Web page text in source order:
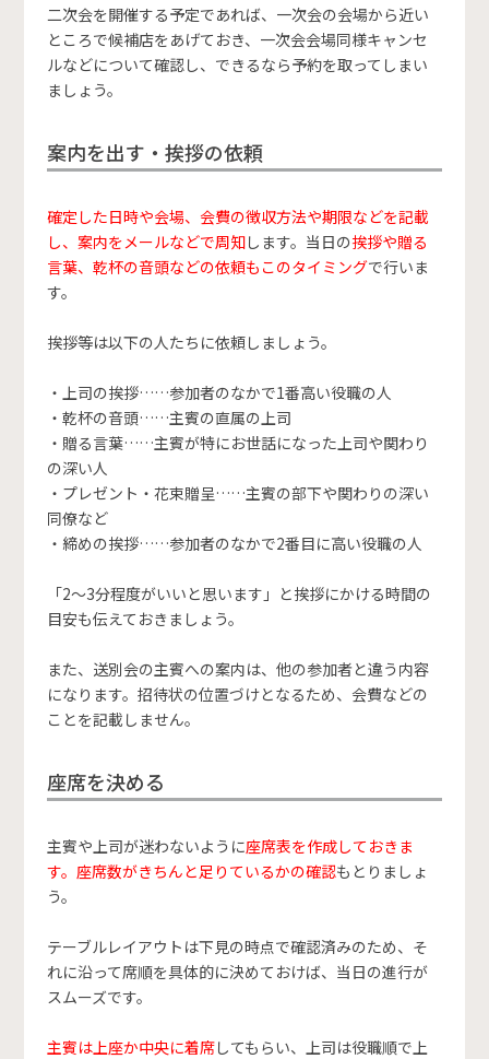
二次会を開催する予定であれば、一次会の会場から近い
ところで候補店をあげておき、一次会会場同様キャンセ
ルなどについて確認し、できるなら予約を取ってしまい
ましょう。
案内を出す・挨拶の依頼
確定した日時や会場、会費の徴収方法や期限などを記載
し、案内をメールなどで周知します。当日の挨拶や贈る
言葉、乾杯の音頭などの依頼もこのタイミングで行いま
す。
挨拶等は以下の人たちに依頼しましょう。
・上司の挨拶……参加者のなかで1番高い役職の人
・乾杯の音頭……主賓の直属の上司
・贈る言葉……主賓が特にお世話になった上司や関わり
の深い人
・プレゼント・花束贈呈……主賓の部下や関わりの深い
同僚など
・締めの挨拶……参加者のなかで2番目に高い役職の人
「2〜3分程度がいいと思います」と挨拶にかける時間の
目安も伝えておきましょう。
また、送別会の主賓への案内は、他の参加者と違う内容
になります。招待状の位置づけとなるため、会費などの
ことを記載しません。
座席を決める
主賓や上司が迷わないように座席表を作成しておきま
す。座席数がきちんと足りているかの確認もとりましょ
う。
テーブルレイアウトは下見の時点で確認済みのため、そ
れに沿って席順を具体的に決めておけば、当日の進行が
スムーズです。
主賓は上座か中央に着席してもらい、上司は役職順で上